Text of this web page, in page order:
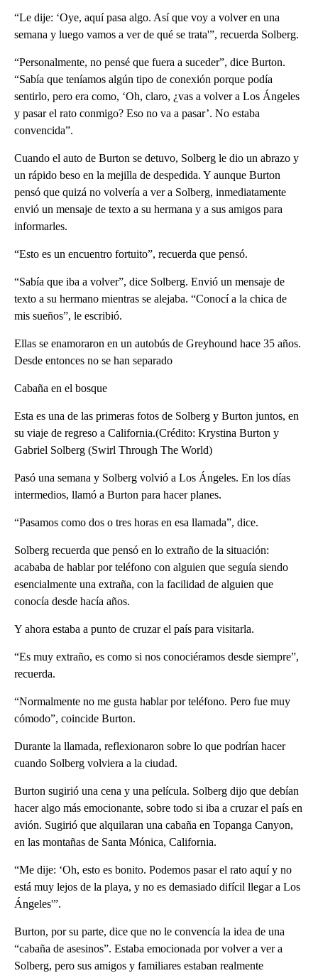
“Le dije: ‘Oye, aquí pasa algo. Así que voy a volver en una
semana y luego vamos a ver de qué se trata'”, recuerda Solberg.
“Personalmente, no pensé que fuera a suceder”, dice Burton.
“Sabía que teníamos algún tipo de conexión porque podía
sentirlo, pero era como, ‘Oh, claro, ¿vas a volver a Los Ángeles
y pasar el rato conmigo? Eso no va a pasar’. No estaba
convencida”.
Cuando el auto de Burton se detuvo, Solberg le dio un abrazo y
un rápido beso en la mejilla de despedida. Y aunque Burton
pensó que quizá no volvería a ver a Solberg, inmediatamente
envió un mensaje de texto a su hermana y a sus amigos para
informarles.
“Esto es un encuentro fortuito”, recuerda que pensó.
“Sabía que iba a volver”, dice Solberg. Envió un mensaje de
texto a su hermano mientras se alejaba. “Conocí a la chica de
mis sueños”, le escribió.
Ellas se enamoraron en un autobús de Greyhound hace 35 años.
Desde entonces no se han separado
Cabaña en el bosque
Esta es una de las primeras fotos de Solberg y Burton juntos, en
su viaje de regreso a California.(Crédito: Krystina Burton y
Gabriel Solberg (Swirl Through The World)
Pasó una semana y Solberg volvió a Los Ángeles. En los días
intermedios, llamó a Burton para hacer planes.
“Pasamos como dos o tres horas en esa llamada”, dice.
Solberg recuerda que pensó en lo extraño de la situación:
acababa de hablar por teléfono con alguien que seguía siendo
esencialmente una extraña, con la facilidad de alguien que
conocía desde hacía años.
Y ahora estaba a punto de cruzar el país para visitarla.
“Es muy extraño, es como si nos conociéramos desde siempre”,
recuerda.
“Normalmente no me gusta hablar por teléfono. Pero fue muy
cómodo”, coincide Burton.
Durante la llamada, reflexionaron sobre lo que podrían hacer
cuando Solberg volviera a la ciudad.
Burton sugirió una cena y una película. Solberg dijo que debían
hacer algo más emocionante, sobre todo si iba a cruzar el país en
avión. Sugirió que alquilaran una cabaña en Topanga Canyon,
en las montañas de Santa Mónica, California.
“Me dije: ‘Oh, esto es bonito. Podemos pasar el rato aquí y no
está muy lejos de la playa, y no es demasiado difícil llegar a Los
Ángeles'”.
Burton, por su parte, dice que no le convencía la idea de una
“cabaña de asesinos”. Estaba emocionada por volver a ver a
Solberg, pero sus amigos y familiares estaban realmente